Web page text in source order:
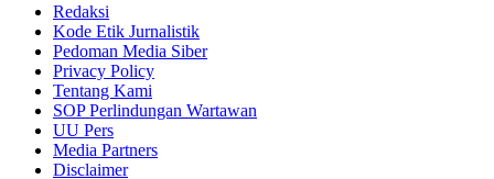
Redaksi
Kode Etik Jurnalistik
Pedoman Media Siber
Privacy Policy
Tentang Kami
SOP Perlindungan Wartawan
UU Pers
Media Partners
Disclaimer